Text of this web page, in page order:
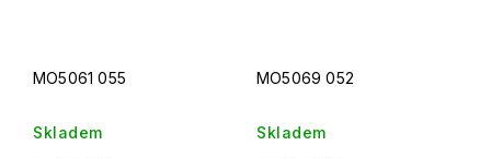
MO5061 055
Skladem
MO5069 052
Skladem